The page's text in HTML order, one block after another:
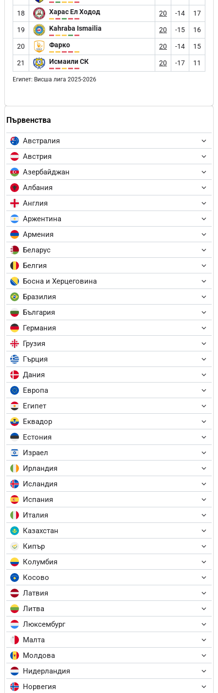
Първенства
Австралия
Австрия
Азербайджан
Албания
Англия
Аржентина
Армения
Беларус
Белгия
Босна и Херцеговина
Бразилия
България
Германия
Грузия
Гърция
Дания
Европа
Египет
Еквадор
Естония
Израел
Ирландия
Исландия
Испания
Италия
Казахстан
Кипър
Колумбия
Косово
Латвия
Литва
Люксембург
Малта
Молдова
Нидерландия
Норвегия
18 Харас Ел Ходод 20 -14 17
19 Kahraba Ismailia 20 -15 16
20 Фарко 20 -14 15
21 Исмаили СК 20 -17 11
Египет: Висша лига 2025-2026